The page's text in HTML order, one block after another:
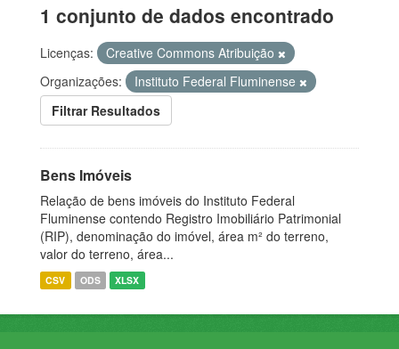
1 conjunto de dados encontrado
Licenças:
Creative Commons Atribuição
Organizações:
Instituto Federal Fluminense
Filtrar Resultados
Bens Imóveis
Relação de bens imóveis do Instituto Federal
Fluminense contendo Registro Imobiliário Patrimonial
(RIP), denominação do imóvel, área m² do terreno,
valor do terreno, área...
CSV ODS XLSX